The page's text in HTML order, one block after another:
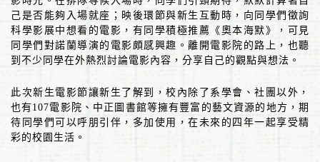
己是否能夠入場就座；映後環節與新生互動時，向同學們徵詢
科學影展中想看的電影，有同學積極推薦《奧本海默》，可見
同學們對諾蘭導演的電影頗感興趣。離開電影院的路上，也聽
到不少同學在外熱烈討論電影內容，分享自己的觀點與想法。
此次新生電影節讓新生了解到，校內除了系學會、社團以外，
也有107電影院、中正圖書館等擁有豐富的藝文資源的地方，期
待同學們可以呼朋引伴，多加使用，在未來的四年一起享受精
彩的校園生活。